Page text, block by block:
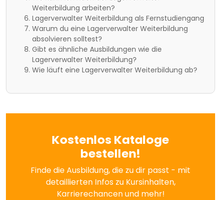
Weiterbildung arbeiten?
Lagerverwalter Weiterbildung als Fernstudiengang
Warum du eine Lagerverwalter Weiterbildung
absolvieren solltest?
Gibt es ähnliche Ausbildungen wie die
Lagerverwalter Weiterbildung?
Wie läuft eine Lagerverwalter Weiterbildung ab?
Kostenlos Kataloge
bestellen!
Finde die Ausbildung, die zu dir passt - mit
detaillierten Infos zu Kursinhalten,
Karrierechancen und mehr!